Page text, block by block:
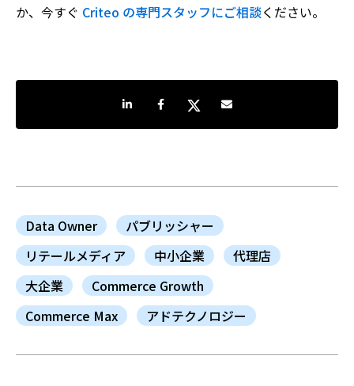
か、今すぐ Criteo の専門スタッフにご相談ください。
LinkedInで共有Facebookでシェア
TwitterでシェアShare by e-mail
Data Owner
パブリッシャー
リテールメディア
中小企業
代理店
大企業
Commerce Growth
Commerce Max
アドテクノロジー